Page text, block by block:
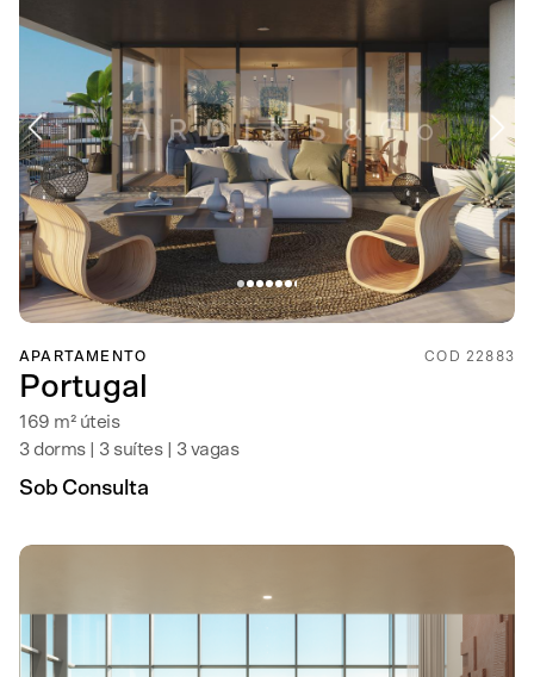
APARTAMENTO COD 22883
Portugal
169 m² úteis
3 dorms | 3 suítes | 3 vagas
Sob Consulta